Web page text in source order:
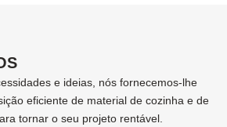
e ideias, nós fornecemos-lhe
eficiente de material de cozinha e de
tornar o seu projeto rentável.